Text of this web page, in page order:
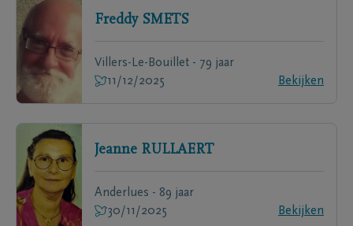
Freddy SMETS
Villers-Le-Bouillet - 79 jaar
11/12/2025
Bekijken
Jeanne RULLAERT
Anderlues - 89 jaar
30/11/2025
Bekijken